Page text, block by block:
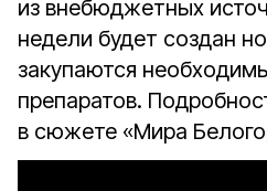
из внебюджетных
недели будет создан
закупаются
препаратов.
в сюжете «Мира